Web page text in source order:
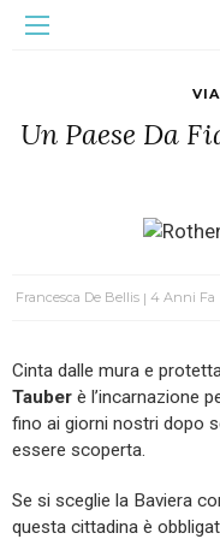
Un Paese Da
Francesca De Bellis 4 Anni Fa
Cinta dalle mura e
Tauber è l’incarnazione
fino ai giorni nostri dopo
essere scoperta.
Se si sceglie la Baviera
questa cittadina è